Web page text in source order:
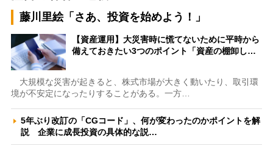
藤川里絵「さあ、投資を始めよう！」
【資産運用】大災害時に慌てないために平時から
備えておきたい3つのポイント「資産の棚卸し…
大規模な災害が起きると、株式市場が大きく動いたり、取引環
境が不安定になったりすることがある。一方…
5年ぶり改訂の「CGコード」、何が変わったのかポイントを解
説 企業に成長投資の具体的な説…